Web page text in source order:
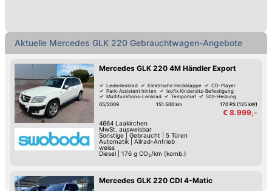
Aktuelle Mercedes GLK 220 Gebrauchtwagen-Angebote
Mercedes GLK 220 4M Händler Export
Lederlenkrad Elektrische Heckklappe
CD-Player
Park-Assistent hinten
Isofix Kindersitz-Befestigung
Multifunktions-Lenkrad
Tempomat
Sitz-Heizung
05/2009
151.500 km 170 PS (125 kW)
€ 8.999,-
4664 Laakirchen
MwSt. ausweisbar
Sonstige| Gebraucht
5 Türen
Automatik| Allrad-Antrieb
weiss
Diesel
176 g CO2 /km (komb.)
Mercedes GLK 220 CDI 4-Matic